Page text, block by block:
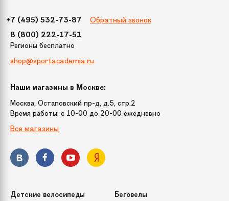
Заводская
заточка
Да
Сменная рама
Нет
Лезвие Однополозное
Заменяемое
Термоформовка Нет
Бренд Спортивная коллекция
+7 (495) 532-73-87 Обратный звонок
8 (800) 222-17-51
Регионы бесплатно
shop@sportacademia.ru
Наши магазины в Москве:
Москва, Остаповский пр-д, д.5, стр.2
Время работы: c 10-00 до 20-00 ежедневно
Все магазины
Детские велосипеды
Беговелы